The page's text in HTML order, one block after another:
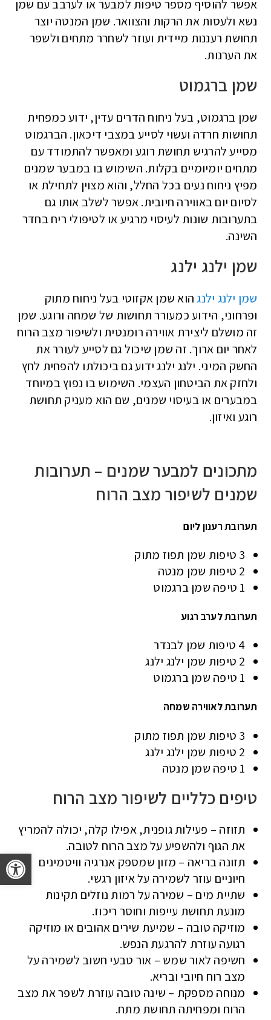
אפשר להוסיף מספר טיפות למבער או לערבב עם שמן
נשא ולעסות את הרקות והצוואר. שמן המנטה יוצר
תחושת רעננות מיידית ועוזר לשחרר מתחים ולשפר
את הערנות.
שמן ברגמוט
שמן ברגמוט, בעל ניחוח הדרים עדין, ידוע כמפחית
תחושות חרדה ועשוי לסייע במצבי דיכאון. הברגמוט
מסייע להרגיש תחושת רוגע ומאפשר להתמודד עם
מתחים יומיומיים בקלות. השימוש בו במבער שמנים
מפיץ ניחוח נעים בכל החלל, והוא מצוין לתחילת או
לסיום יום באווירה חיובית. אפשר לשלב אותו גם
בתערובות שונות לעיסוי מרגיע או לטיפולי ריח בחדר
השינה.
שמן ילנג ילנג
שמן ילנג ילנגהוא שמן אקזוטי בעל ניחוח מתוק
ופרחוני, הידוע כמעורר תחושות של שמחה ורוגע. שמן
זה מושלם ליצירת אווירה רומנטית ולשיפור מצב הרוח
לאחר יום ארוך. זה שמן שיכול גם לסייע לעורר את
החשק המיני. ילנג ילנג ידוע גם ביכולתו להפחית לחץ
ולחזק את הביטחון העצמי. השימוש בו נפוץ במיוחד
במבערים או בעיסוי שמנים, שם הוא מעניק תחושת
רוגע ואיזון.
מתכונים למבער שמנים – תערובות
שמנים לשיפור מצב הרוח
תערובת רענון ליום
3 טיפות שמן תפוז מתוק
2 טיפות שמן מנטה
1 טיפה שמן ברגמוט
תערובת לערב רגוע
4 טיפות שמן לבנדר
2 טיפות שמן ילנג ילנג
1 טיפה שמן ברגמוט
תערובת לאווירה שמחה
3 טיפות שמן תפוז מתוק
2 טיפות שמן ילנג ילנג
1 טיפה שמן מנטה
טיפים כלליים לשיפור מצב הרוח
תזוזה – פעילות גופנית, אפילו קלה, יכולה להמריץ
את הגוף ולהשפיע על מצב הרוח לטובה.
תזונה בריאה – מזון שמספק אנרגיה וויטמינים
חיוניים עוזר לשמירה על איזון רגשי.
שתיית מים – שמירה על רמות נוזלים תקינות
מונעת תחושת עייפות וחוסר ריכוז.
מוזיקה טובה – שמיעת שירים אהובים או מוזיקה
רגועה עוזרת להרגעת הנפש.
חשיפה לאור שמש – אור טבעי חשוב לשמירה על
מצב רוח חיובי ובריא.
מנוחה מספקת – שינה טובה עוזרת לשפר את מצב
הרוח ומפחיתה תחושת מתח.